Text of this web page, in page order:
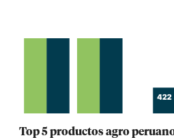
Top 5 productos agro